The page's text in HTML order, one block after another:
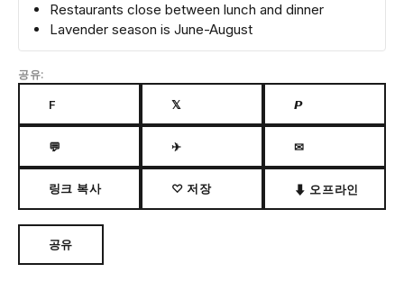
Restaurants close between lunch and dinner
Lavender season is June-August
공유:
F 𝕏 𝙋
💬 ✈ ✉
링크 복사 ♡ 저장 ⬇ 오프라인
공유